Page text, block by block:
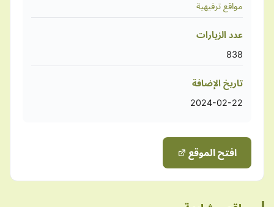
مواقع ترفيهية
عدد الزيارات
838
تاريخ الإضافة
2024-02-22
افتح الموقع